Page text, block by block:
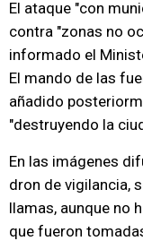
El ataque "con
contra "zonas no
informado el
El mando de las
añadido
"destruyendo la
En las imágenes
dron de vigilancia,
llamas, aunque no
que fueron